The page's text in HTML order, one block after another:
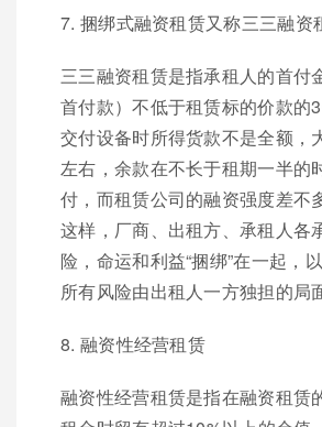
7. 捆绑式融资租赁又称三三融资
三三融资租赁是指承租人的首付
首付款）不低于租赁标的价款的
交付设备时所得货款不是全额，
左右，余款在不长于租期一半的
付，而租赁公司的融资强度差不
这样，厂商、出租方、承租人各
险，命运和利益“捆绑”在一起，
所有风险由出租人一方独担的局
8. 融资性经营租赁
融资性经营租赁是指在融资租赁